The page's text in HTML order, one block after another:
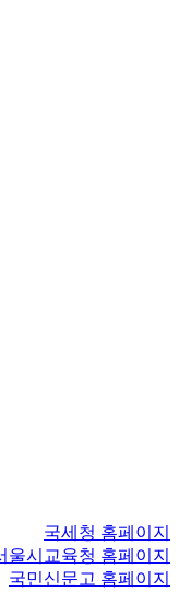
국세청 홈페이지
울시교육청 홈페이지
국민신문고 홈페이지